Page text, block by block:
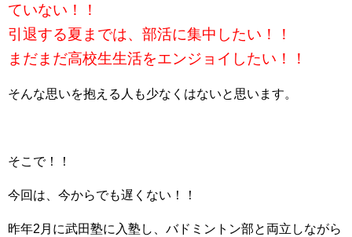
ていない！！
引退する夏までは、部活に集中したい！！
まだまだ高校生生活をエンジョイしたい！！
そんな思いを抱える人も少なくはないと思います。
そこで！！
今回は、今からでも遅くない！！
昨年2月に武田塾に入塾し、バドミントン部と両立しながら